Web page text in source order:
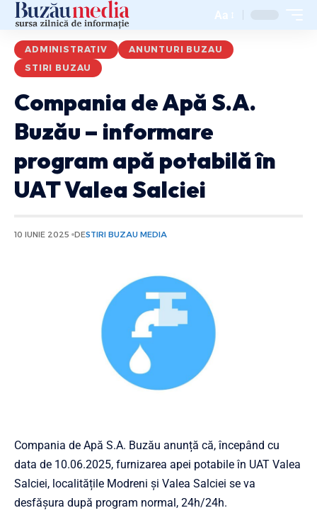
Aa
ADMINISTRATIV
ANUNTURI BUZAU
STIRI BUZAU
Compania de Apă S.A.
Buzău – informare
program apă potabilă în
UAT Valea Salciei
10 IUNIE 2025 DESTIRI BUZAU MEDIA
Compania de Apă S.A. Buzău anunță că, începând cu
data de 10.06.2025, furnizarea apei potabile în UAT Valea
Salciei, localitățile Modreni și Valea Salciei se va
desfășura după program normal, 24h/24h.